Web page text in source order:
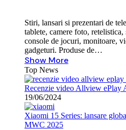
Stiri, lansari si prezentari de
tablete, camere foto,
console de jocuri, monitoare,
gadgeturi. Produse de…
Show More
Top News
Recenzie video Allview
19/06/2024
Xiaomi 15 Series: lansare
MWC 2025